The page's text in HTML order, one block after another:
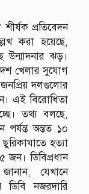
প্রতিবেদন
করা হয়েছে,
উন্মাদনার ঝড়।
খেলার সুযোগ
দলগুলোর
এই বিরোধিতা
তথ্য বলছে,
পর্যন্ত অন্তত ১০
হত্যা
ডিবিপ্রধান
যেখানে
নজরদারি